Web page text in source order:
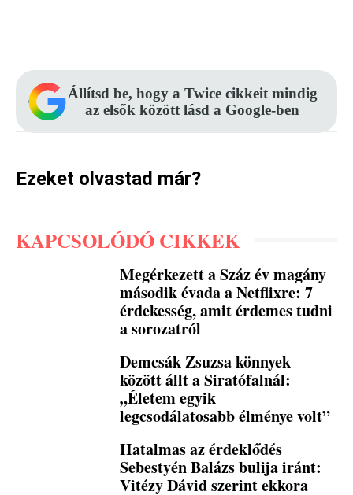
Állítsd be, hogy a Twice cikkeit mindig
az elsők között lásd a Google-ben
Ezeket olvastad már?
KAPCSOLÓDÓ CIKKEK
Megérkezett a Száz év magány
második évada a Netflixre: 7
érdekesség, amit érdemes tudni
a sorozatról
Demcsák Zsuzsa könnyek
között állt a Siratófalnál:
„Életem egyik
legcsodálatosabb élménye volt”
Hatalmas az érdeklődés
Sebestyén Balázs bulija iránt:
Vitézy Dávid szerint ekkora